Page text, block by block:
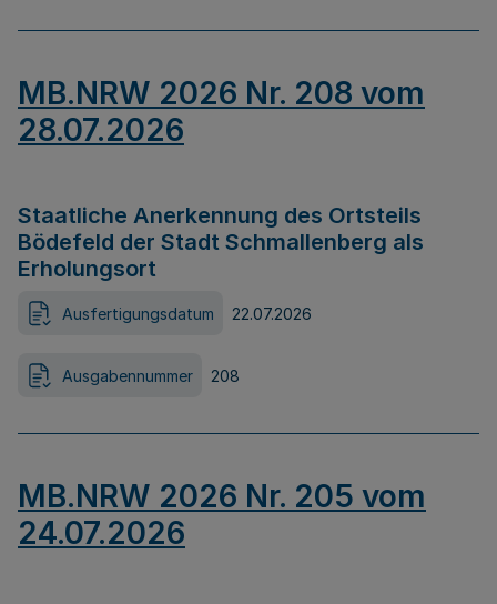
MB.NRW 2026 Nr. 208 vom
28.07.2026
Staatliche Anerkennung des Ortsteils
Bödefeld der Stadt Schmallenberg als
Erholungsort
Ausfertigungsdatum 22.07.2026
Ausgabennummer 208
MB.NRW 2026 Nr. 205 vom
24.07.2026